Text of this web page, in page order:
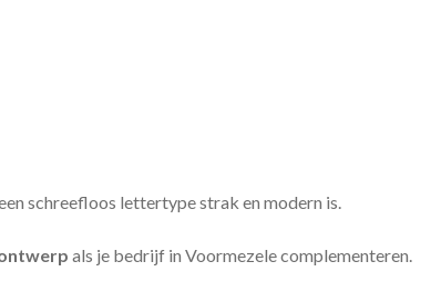
schreefloos lettertype strak en modern is.
als je bedrijf in Voormezele complementeren.